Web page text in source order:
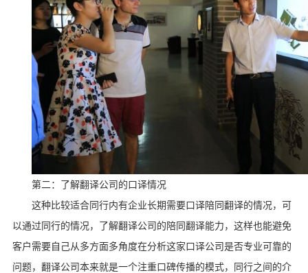
第二：了解翻译公司的口译情况
这种比较适合同行内有企业长期需要口译陪同翻译的情况，可
以通过同行的情况，了解翻译公司的陪同翻译能力，这样也能避免
客户需要自己从多方面多角度在分析这家口译公司是否专业可靠的
问题，翻译公司本来就是一个注重口碑传播的模式，同行之间的介